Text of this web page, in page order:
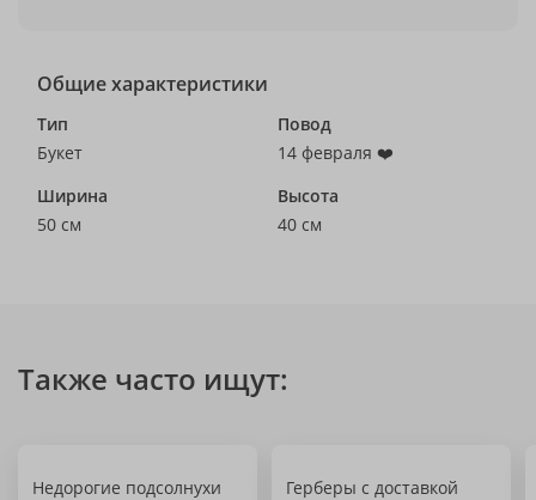
Общие характеристики
Тип
Букет
Повод
14 февраля ❤️
Ширина
50 см
Высота
40 см
Также часто ищут:
Недорогие подсолнухи Герберы с доставкой